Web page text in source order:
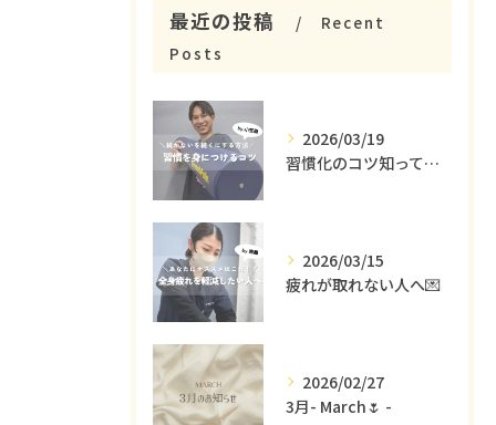
最近の投稿
Recent
Posts
2026/03/19
習慣化のコツ知ってる😳？
2026/03/15
疲れが取れない人へ💌
2026/02/27
3月- March🌷 -